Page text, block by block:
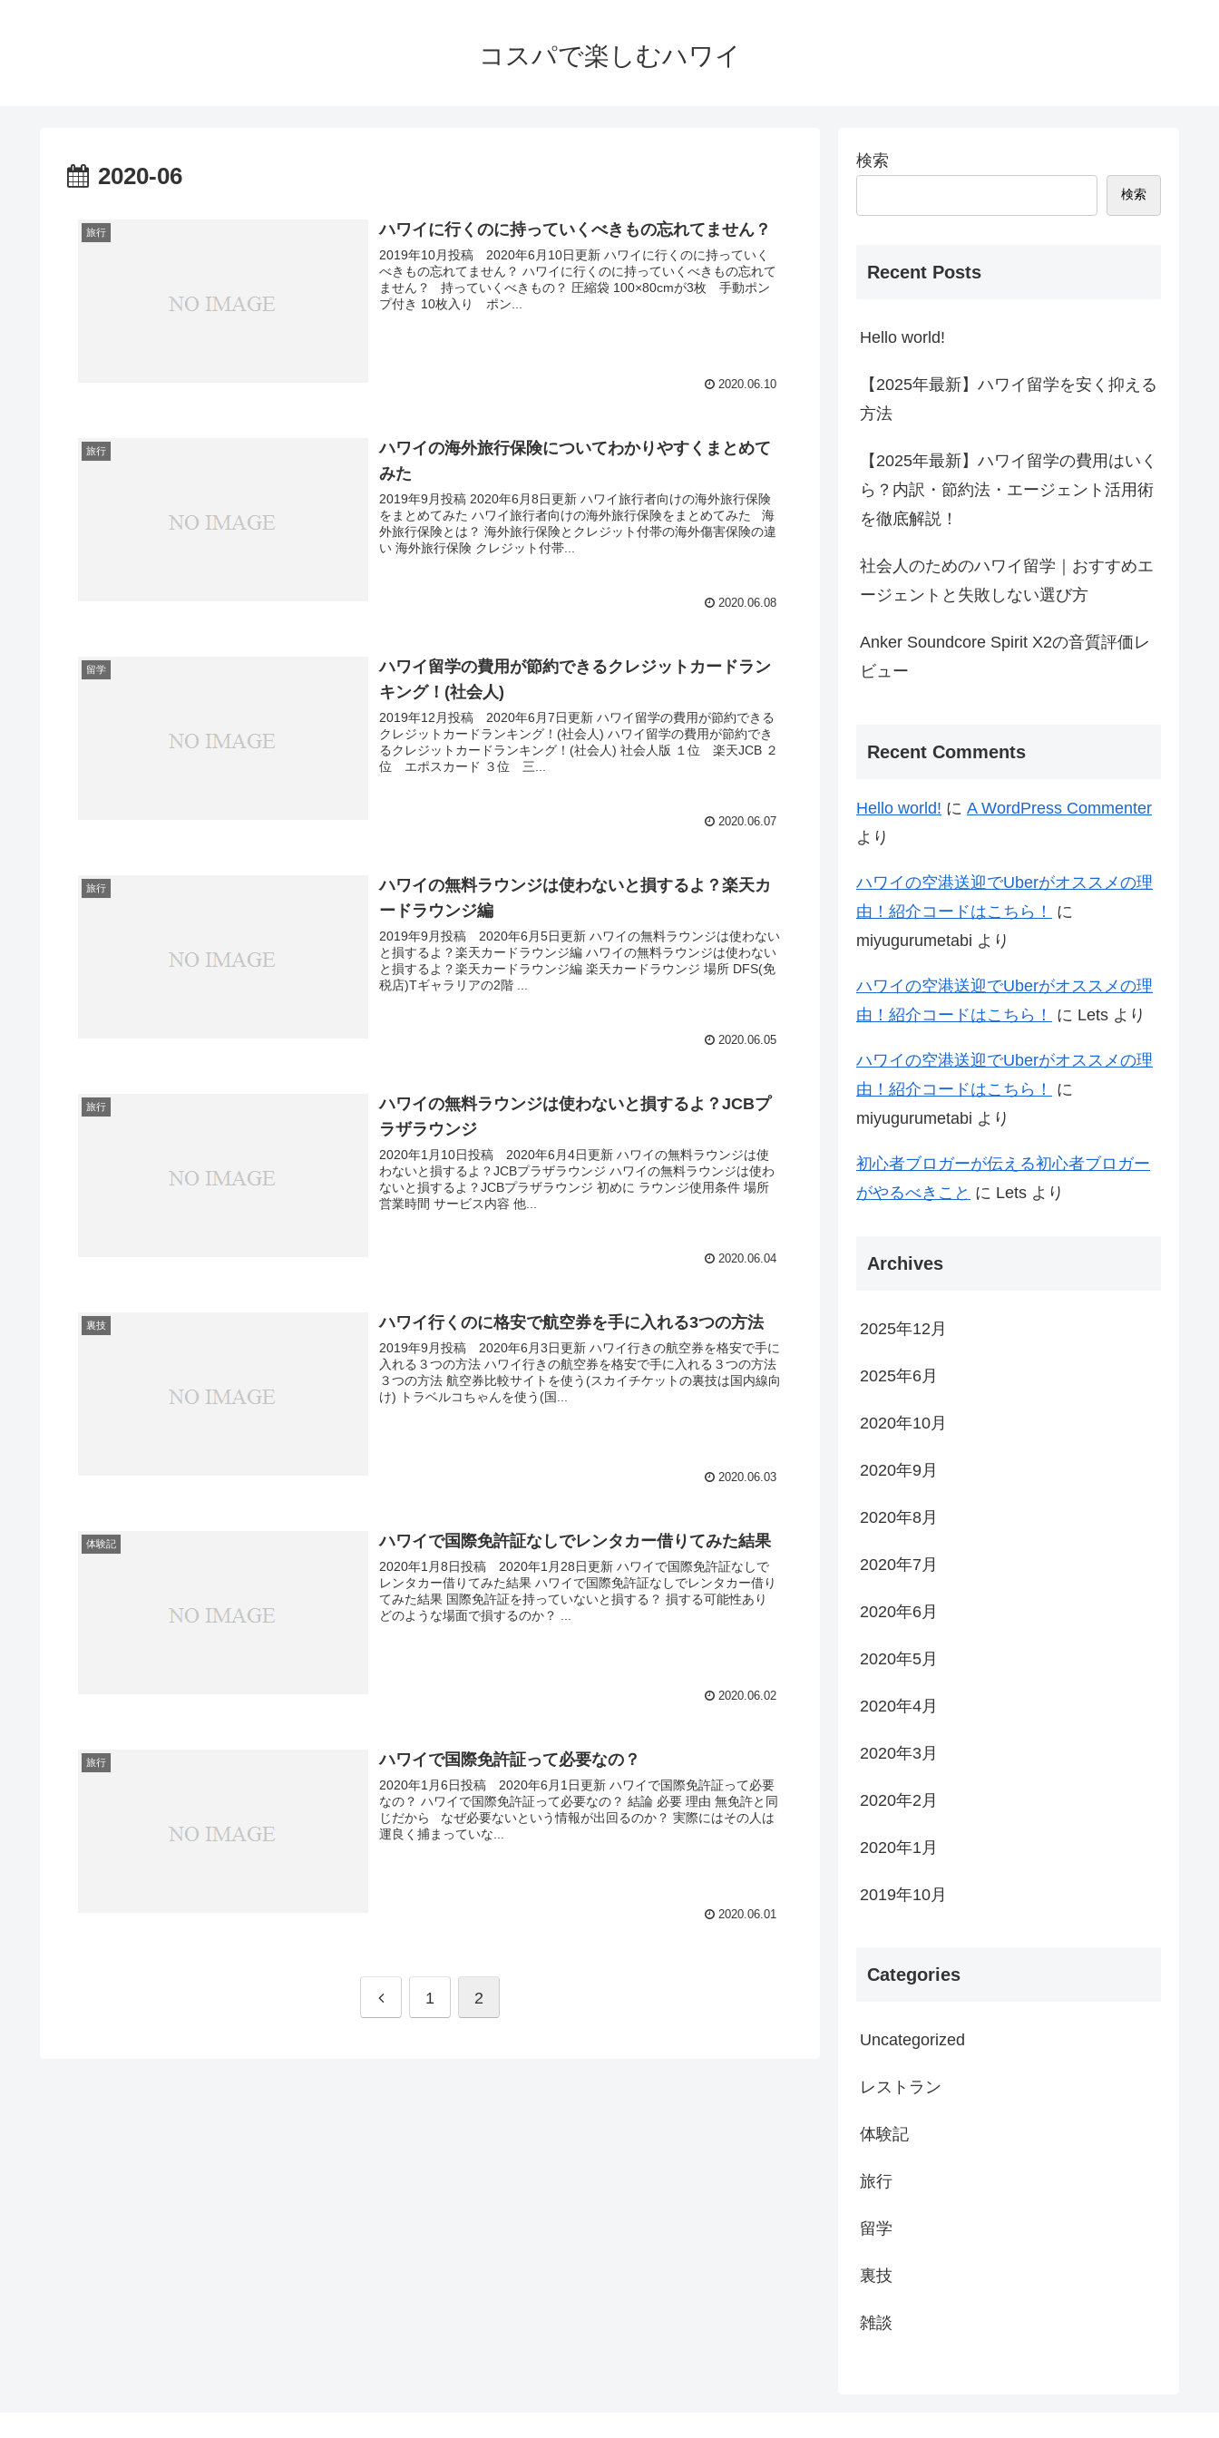
コスパで楽しむハワイ
2020-06
旅行 ハワイに行くのに持っていくべきもの忘れてません？
2019年10月投稿 2020年6月10日更新 ハワイに行くのに持っていく
べきもの忘れてません？ ハワイに行くのに持っていくべきもの忘れて
ません？ 持っていくべきもの？ 圧縮袋 100×80cmが3枚 手動ポン
プ付き 10枚入り ポン...
2020.06.10
旅行
ハワイの海外旅行保険についてわかりやすくまとめて
みた
2019年9月投稿 2020年6月8日更新 ハワイ旅行者向けの海外旅行保険
をまとめてみた ハワイ旅行者向けの海外旅行保険をまとめてみた 海
外旅行保険とは？ 海外旅行保険とクレジット付帯の海外傷害保険の違
い 海外旅行保険 クレジット付帯...
2020.06.08
留学
ハワイ留学の費用が節約できるクレジットカードラン
キング！(社会人)
2019年12月投稿 2020年6月7日更新 ハワイ留学の費用が節約できる
クレジットカードランキング！(社会人) ハワイ留学の費用が節約でき
るクレジットカードランキング！(社会人) 社会人版 １位 楽天JCB ２
位 エポスカード ３位 三...
2020.06.07
旅行
ハワイの無料ラウンジは使わないと損するよ？楽天カ
ードラウンジ編
2019年9月投稿 2020年6月5日更新 ハワイの無料ラウンジは使わない
と損するよ？楽天カードラウンジ編 ハワイの無料ラウンジは使わない
と損するよ？楽天カードラウンジ編 楽天カードラウンジ 場所 DFS(免
税店)Tギャラリアの2階 ...
2020.06.05
旅行
ハワイの無料ラウンジは使わないと損するよ？JCBプ
ラザラウンジ
2020年1月10日投稿 2020年6月4日更新 ハワイの無料ラウンジは使
わないと損するよ？JCBプラザラウンジ ハワイの無料ラウンジは使わ
ないと損するよ？JCBプラザラウンジ 初めに ラウンジ使用条件 場所
営業時間 サービス内容 他...
2020.06.04
裏技 ハワイ行くのに格安で航空券を手に入れる3つの方法
2019年9月投稿 2020年6月3日更新 ハワイ行きの航空券を格安で手に
入れる３つの方法 ハワイ行きの航空券を格安で手に入れる３つの方法
３つの方法 航空券比較サイトを使う(スカイチケットの裏技は国内線向
け) トラベルコちゃんを使う(国...
2020.06.03
体験記 ハワイで国際免許証なしでレンタカー借りてみた結果
2020年1月8日投稿 2020年1月28日更新 ハワイで国際免許証なしで
レンタカー借りてみた結果 ハワイで国際免許証なしでレンタカー借り
てみた結果 国際免許証を持っていないと損する？ 損する可能性あり
どのような場面で損するのか？ ...
2020.06.02
旅行 ハワイで国際免許証って必要なの？
2020年1月6日投稿 2020年6月1日更新 ハワイで国際免許証って必要
なの？ ハワイで国際免許証って必要なの？ 結論 必要 理由 無免許と同
じだから なぜ必要ないという情報が出回るのか？ 実際にはその人は
運良く捕まっていな...
2020.06.01
1 2
検索
検索
Recent Posts
Hello world!
【2025年最新】ハワイ留学を安く抑える
方法
【2025年最新】ハワイ留学の費用はいく
ら？内訳・節約法・エージェント活用術
を徹底解説！
社会人のためのハワイ留学｜おすすめエ
ージェントと失敗しない選び方
Anker Soundcore Spirit X2の音質評価レ
ビュー
Recent Comments
Hello world! に A WordPress Commenter
より
ハワイの空港送迎でUberがオススメの理
由！紹介コードはこちら！
に
miyugurumetabi より
ハワイの空港送迎でUberがオススメの理
由！紹介コードはこちら！
に Lets より
ハワイの空港送迎でUberがオススメの理
由！紹介コードはこちら！
に
miyugurumetabi より
初心者ブロガーが伝える初心者ブロガー
がやるべきこと に Lets より
Archives
2025年12月
2025年6月
2020年10月
2020年9月
2020年8月
2020年7月
2020年6月
2020年5月
2020年4月
2020年3月
2020年2月
2020年1月
2019年10月
Categories
Uncategorized
レストラン
体験記
旅行
留学
裏技
雑談